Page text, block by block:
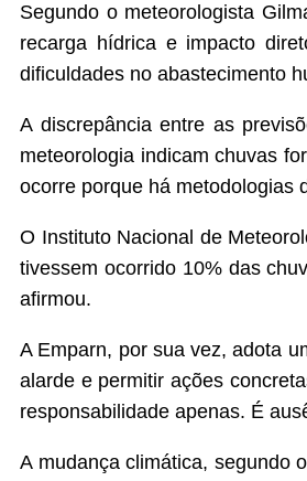
Segundo o meteorologista
recarga hídrica e impacto
dificuldades no abastecimento
A discrepância entre as
meteorologia indicam chuvas
ocorre porque há metodologias
O Instituto Nacional de
tivessem ocorrido 10% das
afirmou.
A Emparn, por sua vez, adota
alarde e permitir ações
responsabilidade apenas. É
A mudança climática, segundo